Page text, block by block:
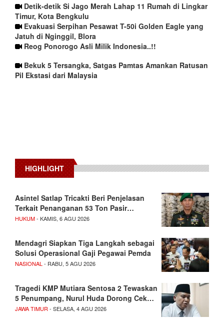
Detik-detik Si Jago Merah Lahap 11 Rumah di Lingkar
Timur, Kota Bengkulu
Evakuasi Serpihan Pesawat T-50i Golden Eagle yang
Jatuh di Nginggil, Blora
Reog Ponorogo Asli Milik Indonesia..!!
Bekuk 5 Tersangka, Satgas Pamtas Amankan Ratusan
Pil Ekstasi dari Malaysia
HIGHLIGHT
Asintel Satlap Tricakti Beri Penjelasan
Terkait Penanganan 53 Ton Pasir…
HUKUM- KAMIS, 6 AGU 2026
Mendagri Siapkan Tiga Langkah sebagai
Solusi Operasional Gaji Pegawai Pemda
NASIONAL - RABU, 5 AGU 2026
Tragedi KMP Mutiara Sentosa 2 Tewaskan
5 Penumpang, Nurul Huda Dorong Cek…
JAWA TIMUR - SELASA, 4 AGU 2026